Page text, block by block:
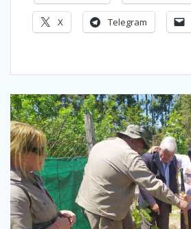
X Telegram